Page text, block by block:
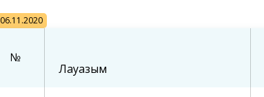
06.11.2020
№
Лауазым